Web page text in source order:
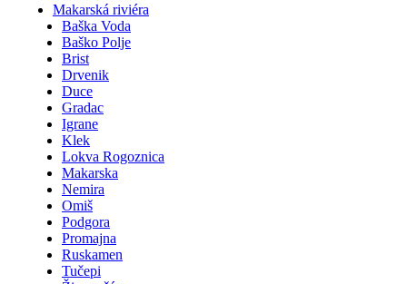
Makarská riviéra
Baška Voda
Baško Polje
Brist
Drvenik
Duce
Gradac
Igrane
Klek
Lokva Rogoznica
Makarska
Nemira
Omiš
Podgora
Promajna
Ruskamen
Tučepi